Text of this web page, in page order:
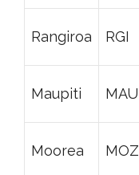
Rangiroa RGI
Maupiti MAU
Moorea MOZ